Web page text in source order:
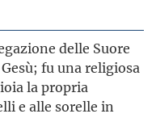
delle Suore
fu una religiosa
la propria
e alle sorelle in